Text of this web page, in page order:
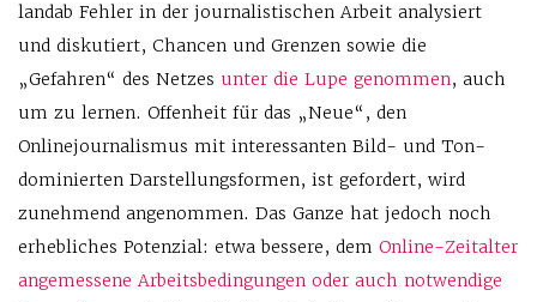
landab Fehler in der journalistischen Arbeit analysiert
und diskutiert, Chancen und Grenzen sowie die
„Gefahren“ des Netzes unter die Lupe genommen, auch
um zu lernen. Offenheit für das „Neue“, den
Onlinejournalismus mit interessanten Bild- und Ton-
dominierten Darstellungsformen, ist gefordert, wird
zunehmend angenommen. Das Ganze hat jedoch noch
erhebliches Potenzial: etwa bessere, dem Online-Zeitalter
angemessene Arbeitsbedingungen oder auch notwendige